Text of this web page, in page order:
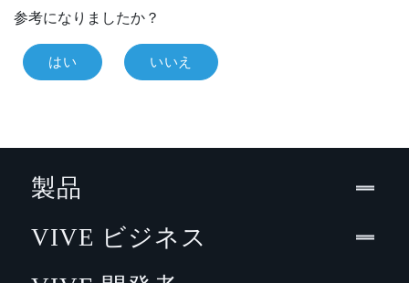
参考になりましたか？
はい いいえ
製品
VIVE ビジネス